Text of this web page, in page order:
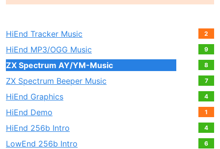
HiEnd Tracker Music 2
HiEnd MP3/OGG Music 9
ZX Spectrum AY/YM-Music 8
ZX Spectrum Beeper Music 7
HiEnd Graphics 4
HiEnd Demo 1
HiEnd 256b Intro 4
LowEnd 256b Intro 6